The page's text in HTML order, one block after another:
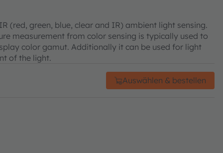
(red, green, blue, clear and IR) ambient light sensing.
measurement from color sensing is typically used to
color gamut. Additionally it can be used for light
of the light.
Auswählen & bestellen